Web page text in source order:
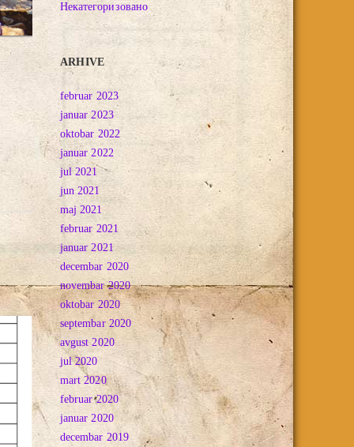
Некатегоризовано
ARHIVE
februar 2023
januar 2023
oktobar 2022
januar 2022
jul 2021
jun 2021
maj 2021
februar 2021
januar 2021
decembar 2020
novembar 2020
oktobar 2020
septembar 2020
avgust 2020
jul 2020
mart 2020
februar 2020
januar 2020
decembar 2019